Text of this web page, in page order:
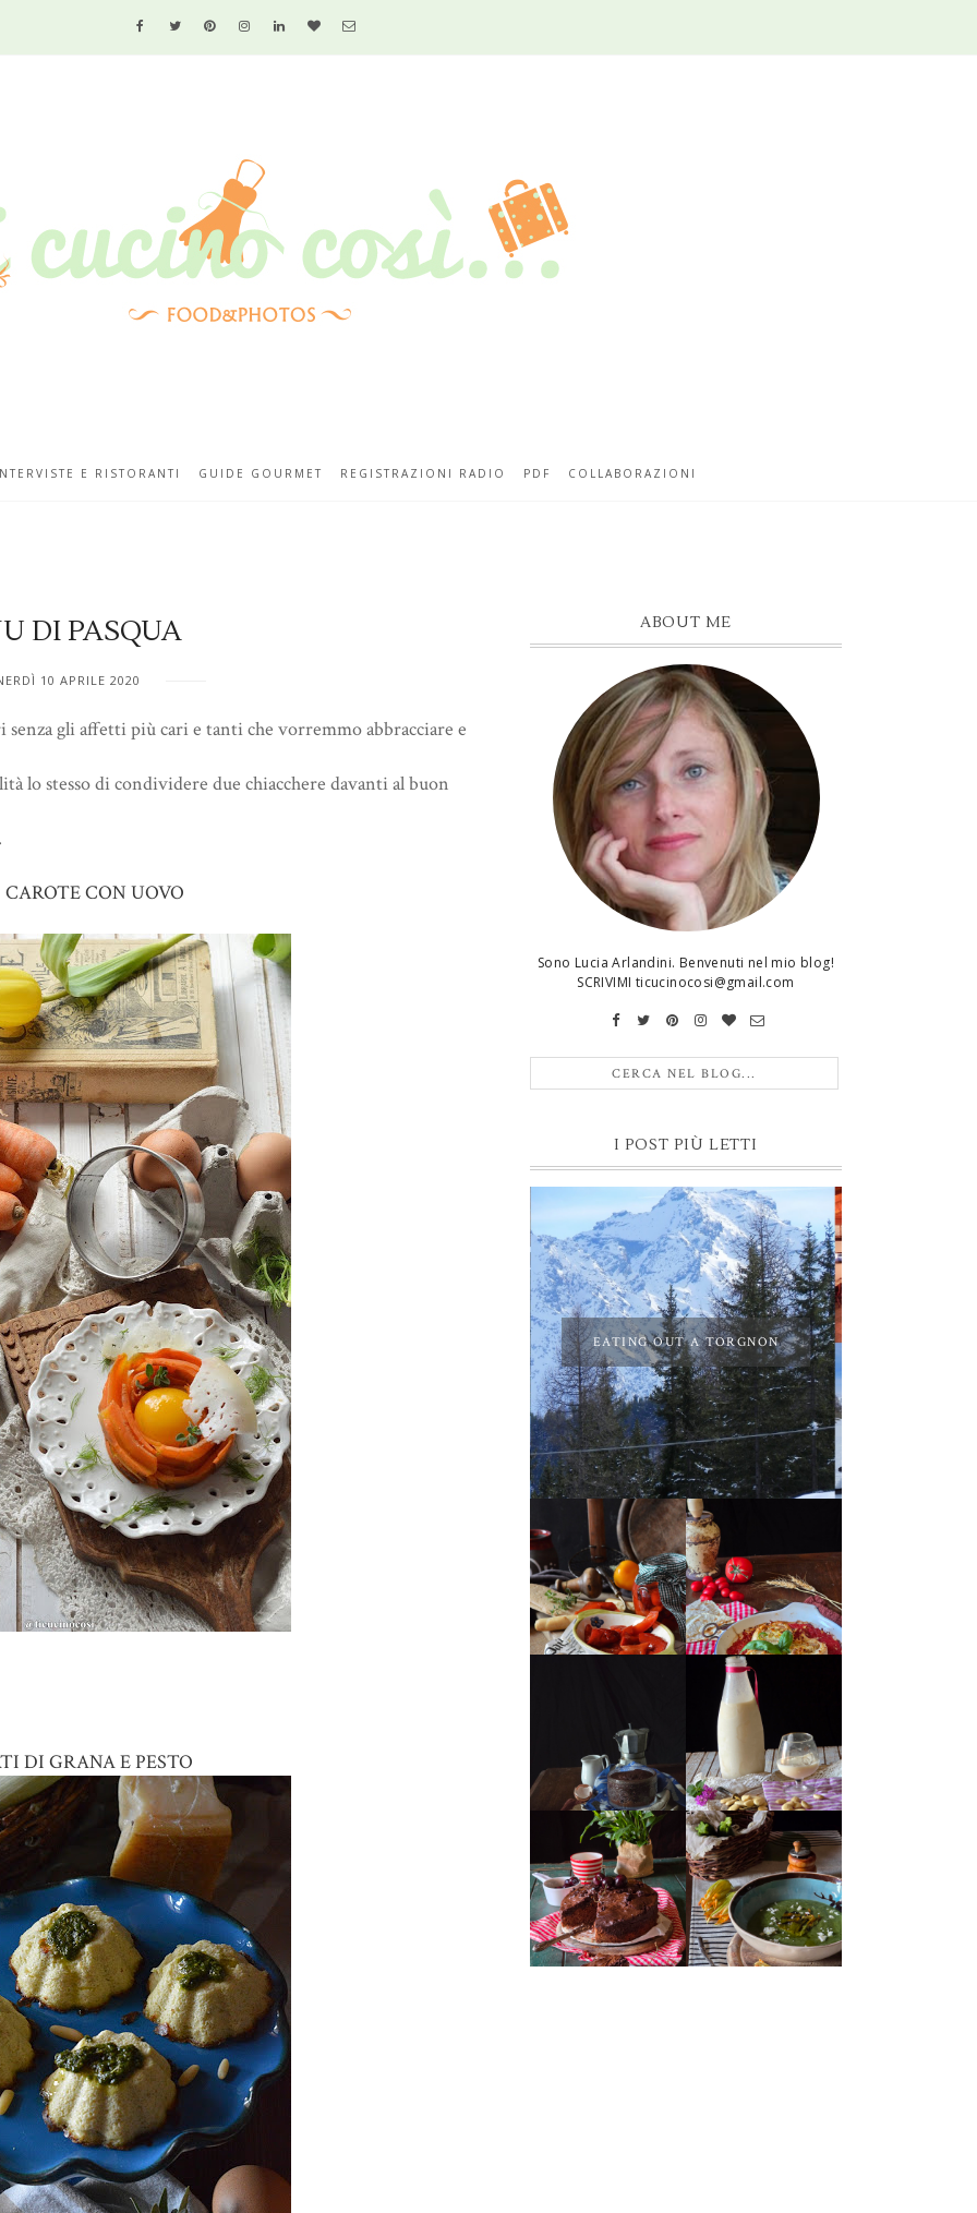
E RISTORANTI GUIDE GOURMET REGISTRAZIONI RADIO PDF COLLABORAZIONI
DI PASQUA
10 APRILE 2020
senza gli affetti più cari e tanti che vorremmo abbracciare e
lo stesso di condividere due chiacchere davanti al buon
CON UOVO
DI GRANA E PESTO
ABOUT ME
Sono Lucia Arlandini. Benvenuti nel mio blog!
SCRIVIMI ticucinocosi@gmail.com
I POST PIÙ LETTI
EATING OUT A TORGNON
PEPERONI ALLA
PIEMONTESE
GIRANDOLE DI
RICOTTA
MUG CAKE AL
CIOCCOLATO
MANDORLITO
TORTA DOPPIO
CIOCCOLATO E
CILIEGIE
CREMA ESTIVA
DI ZUCCHINE
CON FIORI E
FETA